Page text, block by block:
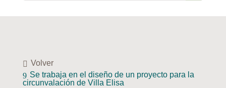
Volver
Se trabaja en el diseño de un proyecto para la
circunvalación de Villa Elisa